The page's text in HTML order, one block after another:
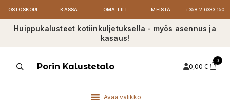
OSTOSKORI KASSA OMA TILI MEISTÄ +358 2 6333 150
Huippukalusteet kotiinkuljetuksella - myös asennus ja
kasaus!
ProductsPorin Kalustetalo 0,00 €
0
Avaa valikko